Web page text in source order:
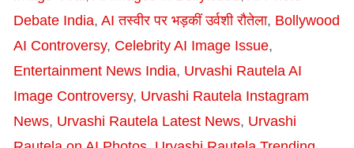
Debate India, AI तस्वीर पर भड़कीं उर्वशी रौतेला, Bollywood
AI Controversy, Celebrity AI Image Issue,
Entertainment News India, Urvashi Rautela AI
Image Controversy, Urvashi Rautela Instagram
News, Urvashi Rautela Latest News, Urvashi